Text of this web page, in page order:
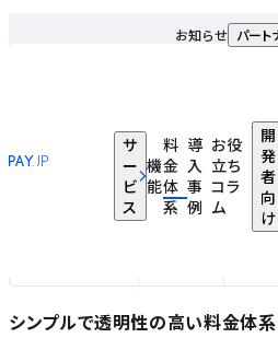
サ
ー
ビ
ス
機
能
料
金
体
系
導
入
事
例
お役
立ち
コラ
ム
開
発
者
向
け
お知らせ パート
料
金シ
ミュ
レー
入
金サ
イク
ル
シンプルで透明性の高い料金体系